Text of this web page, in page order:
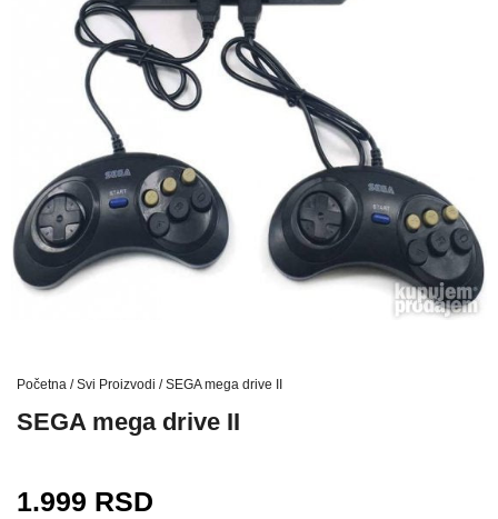
Početna /Svi Proizvodi / SEGA mega drive II
SEGA mega drive II
1.999 RSD